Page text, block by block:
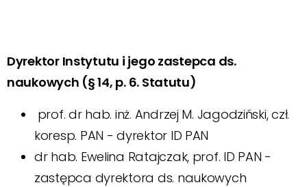
Dyrektor Instytutu i jego zastepca ds.
naukowych (§ 14, p. 6. Statutu)
prof. dr hab. inż. Andrzej M. Jagodziński, czł.
koresp. PAN - dyrektor ID PAN
dr hab. Ewelina Ratajczak, prof. ID PAN -
zastępca dyrektora ds. naukowych